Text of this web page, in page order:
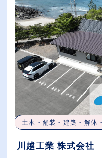
従業員
土木・舗装・建築・解体
川越工業 株式会社